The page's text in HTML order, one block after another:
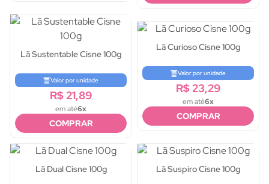
Lã Sustentable Cisne 100g
Valor por unidade
R$ 21,89
em até6x
COMPRAR
Lã Curioso Cisne 100g
Valor por unidade
R$ 23,29
em até6x
COMPRAR
Lã Dual Cisne 100g Lã Suspiro Cisne 100g